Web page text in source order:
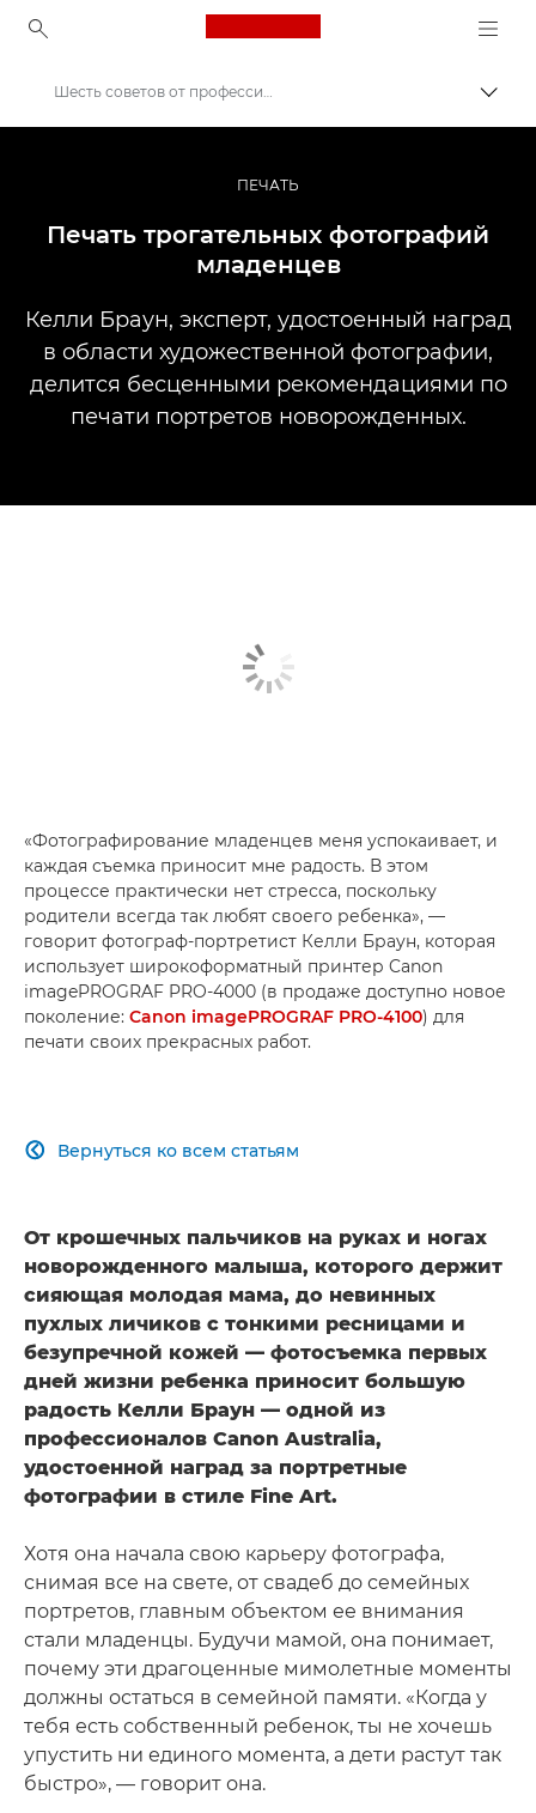
Canon Logo, back to
Профессиональная фото- и видеосъемка
Истории
Шесть советов от профессионала по печати трогательных фотографий младенцев
ПЕЧАТЬ
Печать трогательных фотографий
младенцев
Келли Браун, эксперт, удостоенный наград
в области художественной фотографии,
делится бесценными рекомендациями по
печати портретов новорожденных.
«Фотографирование младенцев меня успокаивает, и
каждая съемка приносит мне радость. В этом
процессе практически нет стресса, поскольку
родители всегда так любят своего ребенка», —
говорит фотограф-портретист Келли Браун, которая
использует широкоформатный принтер Canon
imagePROGRAF PRO-4000 (в продаже доступно новое
поколение: Canon imagePROGRAF PRO-4100) для
печати своих прекрасных работ.
Вернуться ко всем статьям

От крошечных пальчиков на руках и ногах
новорожденного малыша, которого держит
сияющая молодая мама, до невинных
пухлых личиков с тонкими ресницами и
безупречной кожей — фотосъемка первых
дней жизни ребенка приносит большую
радость Келли Браун — одной из
профессионалов Canon Australia,
удостоенной наград за портретные
фотографии в стиле Fine Art.
Хотя она начала свою карьеру фотографа,
снимая все на свете, от свадеб до семейных
портретов, главным объектом ее внимания
стали младенцы. Будучи мамой, она понимает,
почему эти драгоценные мимолетные моменты
должны остаться в семейной памяти. «Когда у
тебя есть собственный ребенок, ты не хочешь
упустить ни единого момента, а дети растут так
быстро», — говорит она.